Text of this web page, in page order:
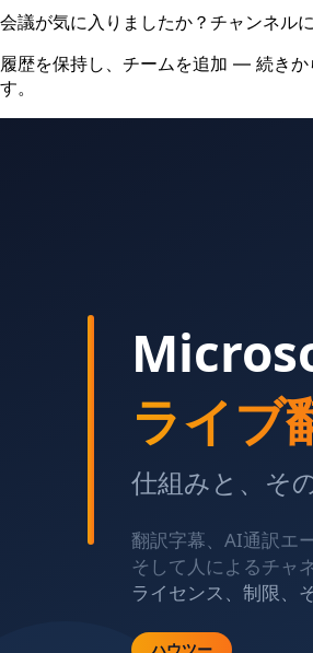
会議が気に入りましたか？チャンネル
履歴を保持し、チームを追加 — 続きか
す。